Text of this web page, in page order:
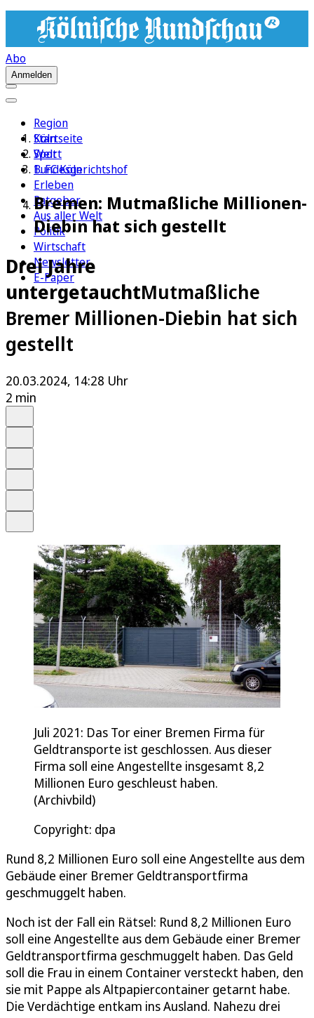
Abo
Anmelden
Region
Köln
Sport
1. FC Köln
Erleben
Ratgeber
Aus aller Welt
Politik
Wirtschaft
Newsletter
E-Paper
Startseite
Welt
Bundesgerichtshof
Bremen: Mutmaßliche Millionen-
Diebin hat sich gestellt
Drei Jahre
untergetauchtMutmaßliche
Bremer Millionen-Diebin hat sich
gestellt
20.03.2024, 14:28 Uhr
2 min
Juli 2021: Das Tor einer Bremen Firma für
Geldtransporte ist geschlossen. Aus dieser
Firma soll eine Angestellte insgesamt 8,2
Millionen Euro geschleust haben.
(Archivbild)
Copyright: dpa
Rund 8,2 Millionen Euro soll eine Angestellte aus dem
Gebäude einer Bremer Geldtransportfirma
geschmuggelt haben.
Noch ist der Fall ein Rätsel: Rund 8,2 Millionen Euro
soll eine Angestellte aus dem Gebäude einer Bremer
Geldtransportfirma geschmuggelt haben. Das Geld
soll die Frau in einem Container versteckt haben, den
sie mit Pappe als Altpapiercontainer getarnt habe.
Die Verdächtige entkam ins Ausland. Nahezu drei